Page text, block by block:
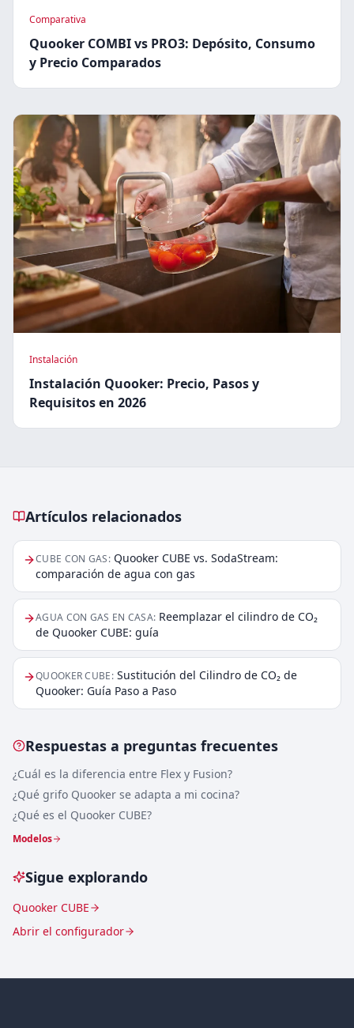
Comparativa
Quooker COMBI vs PRO3: Depósito, Consumo
y Precio Comparados
Instalación
Instalación Quooker: Precio, Pasos y
Requisitos en 2026
Artículos relacionados
Artículos relacionados
CUBE CON GAS: Quooker CUBE vs. SodaStream:
comparación de agua con gas
AGUA CON GAS EN CASA: Reemplazar el cilindro de CO₂
de Quooker CUBE: guía
QUOOKER CUBE: Sustitución del Cilindro de CO₂ de
Quooker: Guía Paso a Paso
Respuestas a preguntas frecuentes
¿Cuál es la diferencia entre Flex y Fusion?
¿Qué grifo Quooker se adapta a mi cocina?
¿Qué es el Quooker CUBE?
Modelos
Sigue explorando
Quooker CUBE
Abrir el configurador